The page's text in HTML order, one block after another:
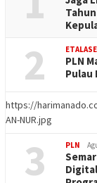
2 ETALASE
PLN
Pulau
https://
AN-NUR.jpg
3 PLN